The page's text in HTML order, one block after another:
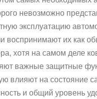
невозможно
эксплуатацию
воспринимают их как
хотя на самом деле
важные защитные
влияют на состояние
и общий уровень